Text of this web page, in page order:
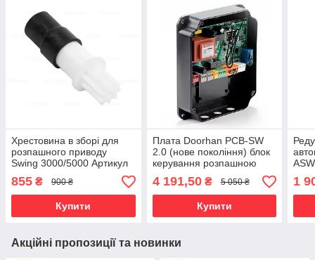
Хрестовина в зборі для
розпашного приводу
Swing 3000/5000 Артикул
SW 100A.
855 ₴ 900 ₴
Купити
Плата Doorhan PCB-SW
2.0 (нове покоління) блок
керування розпашною
автоматикою
4 191,50₴ 5 050 ₴
Купити
1
Акційні пропозиції та новинки